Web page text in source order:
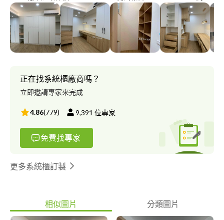
報告 用最安全的材料 打造你最溫暖的家 #衣櫃 #鞋櫃 #櫥櫃 #浴櫃
只要有櫃就讓您不貴 新竹以北 丈量詢問計價請洽 小蔡☎️ :零九壹
壹-九八五-三四零 小蔡line: a 2 6 3 7 2 2 6 2 FB?嘉宸系統傢俱 線上
目錄提供參考 https://drive.google.com/drive/folders/1Ko-
oVsz7YaCjV1B4pOxEqfaXreMjmJBx?usp=sharing
正在找系統櫃廠商嗎？
立即邀請專家來完成
4.86(779) 9,391 位專家
免費找專家
更多系統櫃訂製
相似圖片 分類圖片